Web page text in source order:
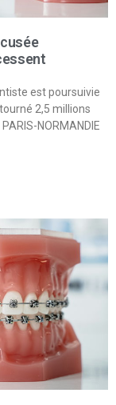
est poursuivie
2,5 millions
NORMANDIE